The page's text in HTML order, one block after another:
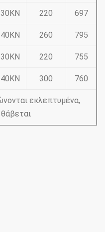
30KN 220 697
40KN 260 795
30KN 220 755
40KN 300 760
εκλεπτυμένα,